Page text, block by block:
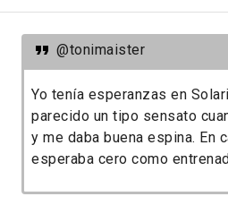
@tonimaister
Yo tenía esperanzas en
parecido un tipo sensato
y me daba buena espina. En
esperaba cero como